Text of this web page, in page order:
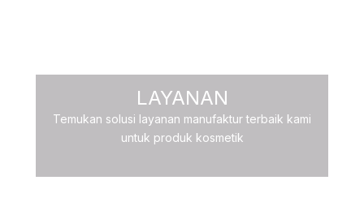
LAYANAN
Temukan solusi layanan manufaktur terbaik kami
untuk produk kosmetik